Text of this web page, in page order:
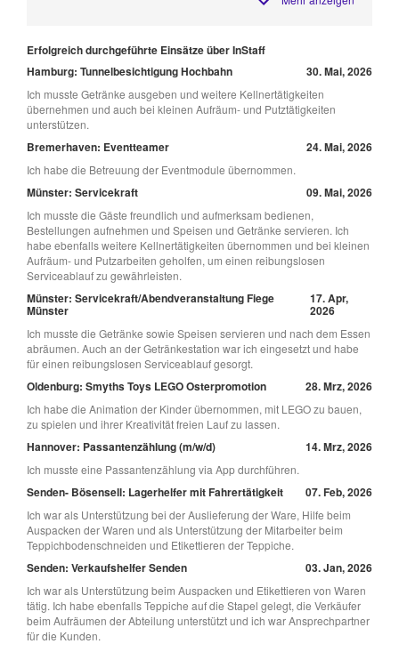
Erfolgreich durchgeführte Einsätze über InStaff
Hamburg: Tunnelbesichtigung Hochbahn
30. Mai, 2026
Ich musste Getränke ausgeben und weitere Kellnertätigkeiten
übernehmen und auch bei kleinen Aufräum- und Putztätigkeiten
unterstützen.
Bremerhaven: Eventteamer 24. Mai, 2026
Ich habe die Betreuung der Eventmodule übernommen.
Münster: Servicekraft 09. Mai, 2026
Ich musste die Gäste freundlich und aufmerksam bedienen,
Bestellungen aufnehmen und Speisen und Getränke servieren. Ich
habe ebenfalls weitere Kellnertätigkeiten übernommen und bei kleinen
Aufräum- und Putzarbeiten geholfen, um einen reibungslosen
Serviceablauf zu gewährleisten.
Münster: Servicekraft/Abendveranstaltung Fiege
Münster
17. Apr,
2026
Ich musste die Getränke sowie Speisen servieren und nach dem Essen
abräumen. Auch an der Getränkestation war ich eingesetzt und habe
für einen reibungslosen Serviceablauf gesorgt.
Oldenburg: Smyths Toys LEGO Osterpromotion 28. Mrz, 2026
Ich habe die Animation der Kinder übernommen, mit LEGO zu bauen,
zu spielen und ihrer Kreativität freien Lauf zu lassen.
Hannover: Passantenzählung (m/w/d) 14. Mrz, 2026
Ich musste eine Passantenzählung via App durchführen.
Senden- Bösensell: Lagerhelfer mit Fahrertätigkeit 07. Feb, 2026
Ich war als Unterstützung bei der Auslieferung der Ware, Hilfe beim
Auspacken der Waren und als Unterstützung der Mitarbeiter beim
Teppichbodenschneiden und Etikettieren der Teppiche.
Senden: Verkaufshelfer Senden 03. Jan, 2026
Ich war als Unterstützung beim Auspacken und Etikettieren von Waren
tätig. Ich habe ebenfalls Teppiche auf die Stapel gelegt, die Verkäufer
beim Aufräumen der Abteilung unterstützt und ich war Ansprechpartner
für die Kunden.